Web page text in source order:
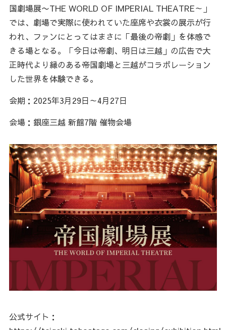
国劇場展〜THE WORLD OF IMPERIAL THEATRE～」
では、劇場で実際に使われていた座席や衣裳の展示が行
われ、ファンにとってはまさに「最後の帝劇」を体感で
きる場となる。「今日は帝劇、明日は三越」の広告で大
正時代より縁のある帝国劇場と三越がコラボレーション
した世界を体験できる。
会期：2025年3月29日～4月27日
会場：銀座三越 新館7階 催物会場
公式サイト：